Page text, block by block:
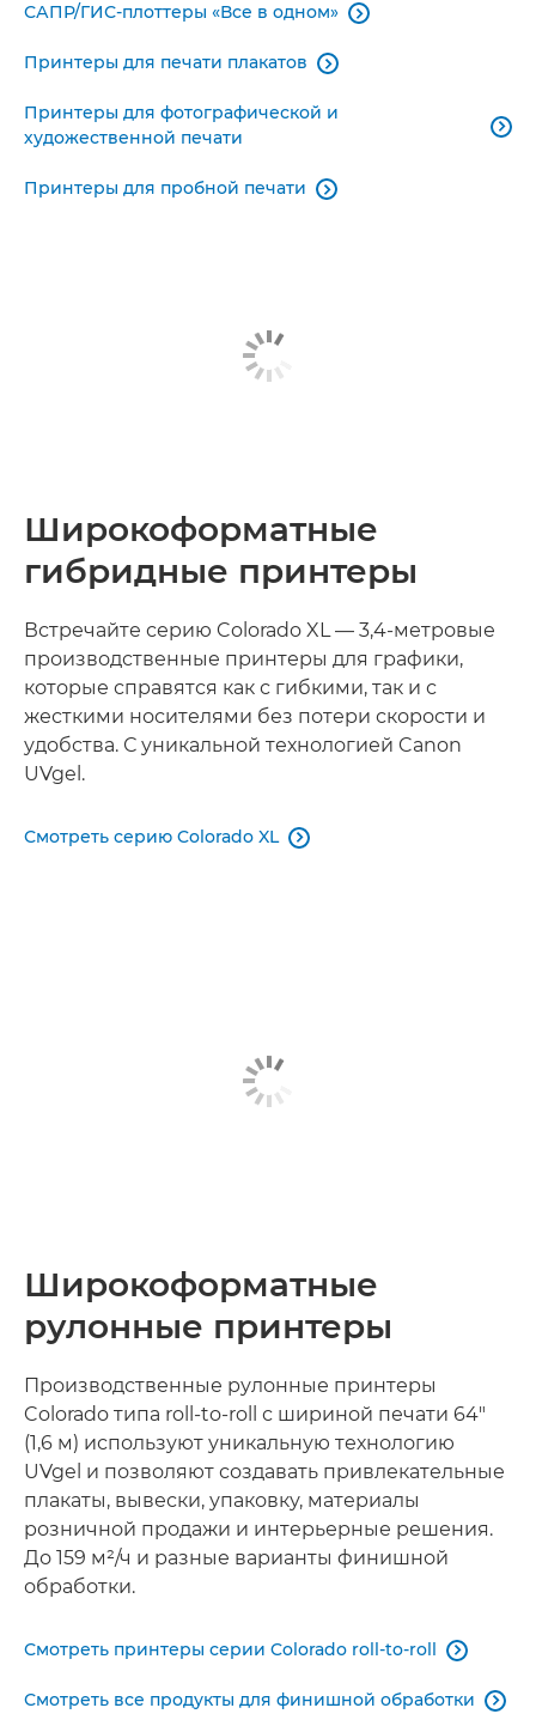
САПР/ГИС-плоттеры «Все в одном» 
Принтеры для печати плакатов 
Принтеры для фотографической и
художественной печати

Принтеры для пробной печати 
Широкоформатные
гибридные принтеры
Встречайте серию Colorado XL — 3,4-метровые
производственные принтеры для графики,
которые справятся как с гибкими, так и с
жесткими носителями без потери скорости и
удобства. С уникальной технологией Canon
UVgel.
Смотреть серию Colorado XL 
Широкоформатные
рулонные принтеры
Производственные рулонные принтеры
Colorado типа roll-to-roll с шириной печати 64"
(1,6 м) используют уникальную технологию
UVgel и позволяют создавать привлекательные
плакаты, вывески, упаковку, материалы
розничной продажи и интерьерные решения.
До 159 м²/ч и разные варианты финишной
обработки.
Смотреть принтеры серии Colorado roll-to-roll 
­Смотреть все продукты для финишной обработки 